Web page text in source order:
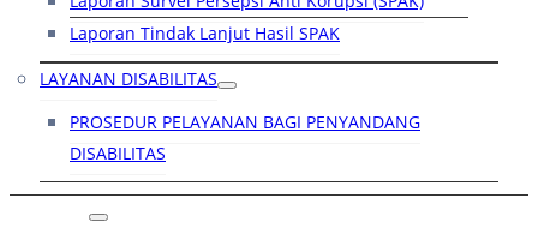
Laporan Tindak Lanjut Hasil SPAK
LAYANAN DISABILITAS
PROSEDUR PELAYANAN BAGI PENYANDANG
DISABILITAS